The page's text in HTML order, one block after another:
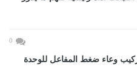
0
وعاء ضغط المفاعل للوحدة